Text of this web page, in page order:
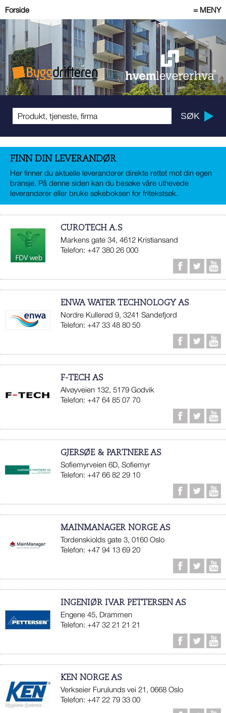
Forside = MENY
FINN DIN LEVERANDØR
Her finner du aktuelle leverandører direkte rettet mot din egen
bransje. På denne siden kan du besøke våre uthevede
leverandører eller bruke søkeboksen for fritekstsøk.
CUROTECH A.S
Markens gate 34, 4612 Kristiansand
Telefon: +47 380 26 000
ENWA WATER TECHNOLOGY AS
Nordre Kullerød 9, 3241 Sandefjord
Telefon: +47 33 48 80 50
F-TECH AS
Alvøyveien 132, 5179 Godvik
Telefon: +47 64 85 07 70
GJERSØE & PARTNERE AS
Sofiemyrveien 6D, Sofiemyr
Telefon: +47 66 82 29 10
MAINMANAGER NORGE AS
Tordenskiolds gate 3, 0160 Oslo
Telefon: +47 94 13 69 20
INGENIØR IVAR PETTERSEN AS
Engene 45, Drammen
Telefon: +47 32 21 21 21
KEN NORGE AS
Verkseier Furulunds vei 21, 0668 Oslo
Telefon: +47 22 79 33 00